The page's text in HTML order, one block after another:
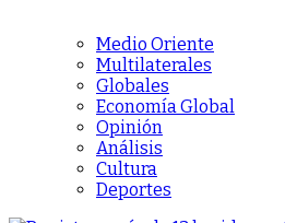
Medio Oriente
Multilaterales
Globales
Economía Global
Opinión
Análisis
Cultura
Deportes